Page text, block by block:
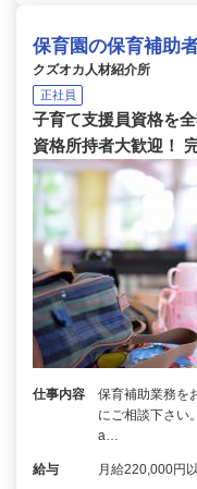
保育園の保育補助
クズオカ人材紹介所
正社員
子育て支援員資格を
資格所持者大歓迎！
仕事内容
保育補助業務を
にご相談下さい
a…
給与 月給220,000円